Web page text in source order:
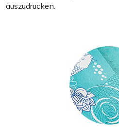
auszudrucken.